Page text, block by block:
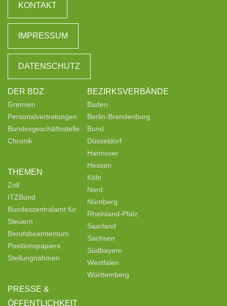
KONTAKT
IMPRESSUM
DATENSCHUTZ
DER BDZ
Gremien
Personalvertretungen
Bundesgeschäftsstelle
Chronik
THEMEN
Zoll
ITZBund
Bundeszentralamt für
Steuern
Berufsbeamtentum
Positionspapiere
Stellungnahmen
PRESSE &
ÖFFENTLICHKEIT
BEZIRKSVERBÄNDE
Baden
Berlin-Brandenburg
Bund
Düsseldorf
Hannover
Hessen
Köln
Nord
Nürnberg
Rheinland-Pfalz
Saarland
Sachsen
Südbayern
Westfalen
Württemberg